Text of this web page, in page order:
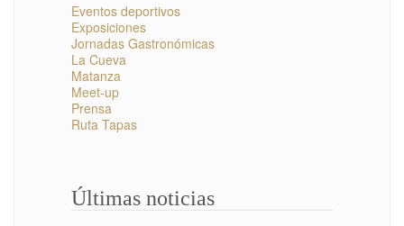
Eventos deportivos
Exposiciones
Jornadas Gastronómicas
La Cueva
Matanza
Meet-up
Prensa
Ruta Tapas
Últimas noticias